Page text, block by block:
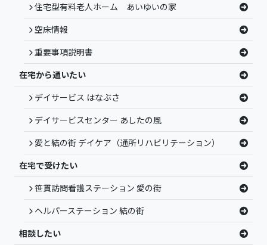
住宅型有料老人ホーム あいゆいの家
空床情報
重要事項説明書
在宅から通いたい
デイサービス はなぶさ
デイサービスセンター あしたの風
愛と結の街 デイケア（通所リハビリテーション）
在宅で受けたい
笹貫訪問看護ステーション 愛の街
ヘルパーステーション 結の街
相談したい